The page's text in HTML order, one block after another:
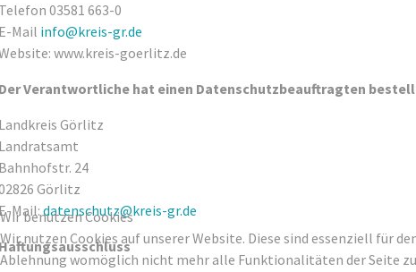
03581 663-0
Mail info@kreis-gr.de
www.kreis-goerlitz.de
Verantwortliche hat einen Datenschutzbeauftragten
Görlitz
24
Görlitz
Mail:datenschutz@kreis-gr.de
Wir benutzen Cookies
Wir nutzen Cookies auf unserer Website. Diese sind essenziell für
Ablehnung womöglich nicht mehr alle Funktionalitäten der Seite